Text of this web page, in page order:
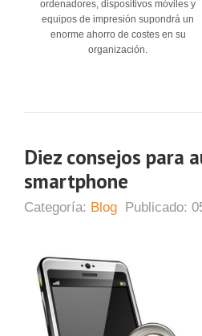
ordenadores, dispositivos móviles y
equipos de impresión supondrá un
enorme ahorro de costes en su
organización.
Diez consejos para
smartphone
Categoría: Blog Publicado: